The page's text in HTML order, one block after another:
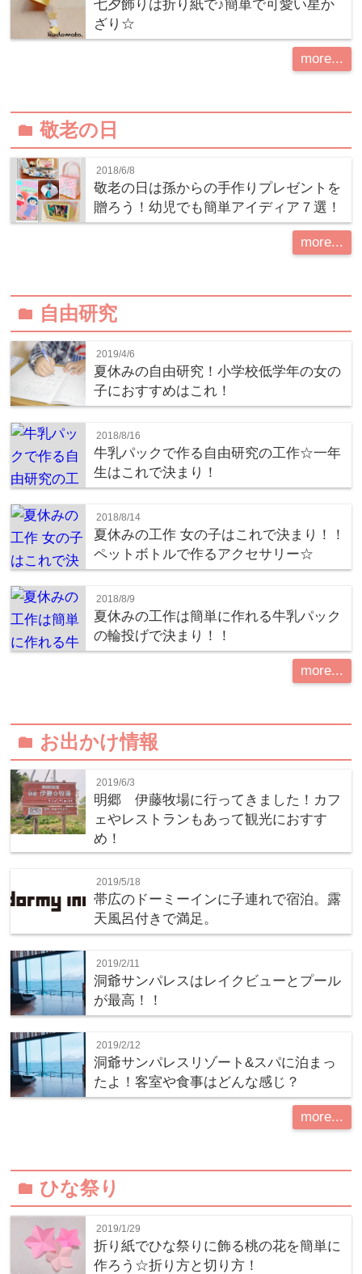
七夕飾りは折り紙で♪簡単で可愛い星か
ざり☆
more...
folder敬老の日
2018/6/8
敬老の日は孫からの手作りプレゼントを
贈ろう！幼児でも簡単アイディア７選！
more...
folder 自由研究
2019/4/6
夏休みの自由研究！小学校低学年の女の
子におすすめはこれ！
2018/8/16
牛乳パックで作る自由研究の工作☆一年
生はこれで決まり！
2018/8/14
夏休みの工作 女の子はこれで決まり！！
ペットボトルで作るアクセサリー☆
2018/8/9
夏休みの工作は簡単に作れる牛乳パック
の輪投げで決まり！！
more...
folder お出かけ情報
2019/6/3
明郷 伊藤牧場に行ってきました！カフ
ェやレストランもあって観光におすす
め！
2019/5/18
帯広のドーミーインに子連れで宿泊。露
天風呂付きで満足。
2019/2/11
洞爺サンパレスはレイクビューとプール
が最高！！
2019/2/12
洞爺サンパレスリゾート&スパに泊まっ
たよ！客室や食事はどんな感じ？
more...
folder ひな祭り
2019/1/29
折り紙でひな祭りに飾る桃の花を簡単に
作ろう☆折り方と切り方！